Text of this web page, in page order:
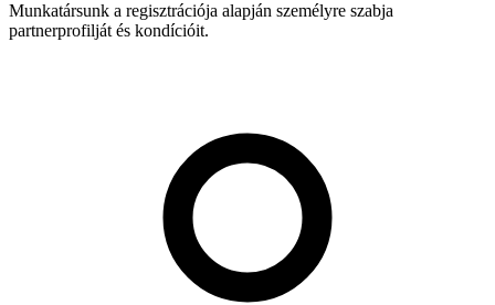
Munkatársunk a regisztrációja alapján személyre szabja
partnerprofilját és kondícióit.